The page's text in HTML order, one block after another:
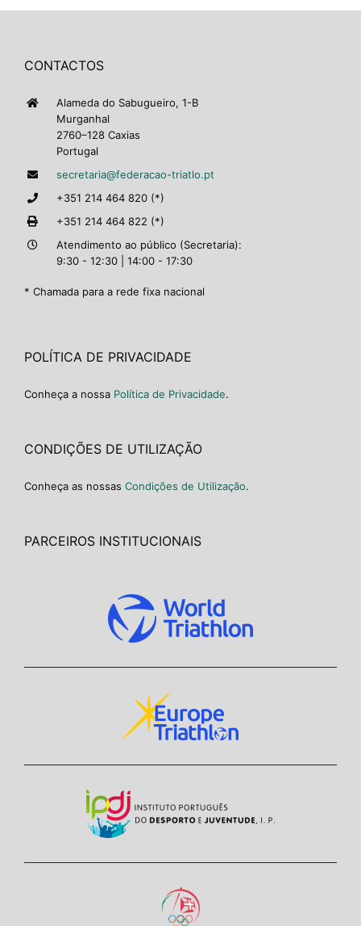
CONTACTOS
Alameda do Sabugueiro, 1-B
Murganhal
2760–128 Caxias
Portugal
secretaria@federacao-triatlo.pt
+351 214 464 820 (*)
+351 214 464 822 (*)
Atendimento ao público (Secretaria):
9:30 - 12:30 | 14:00 - 17:30
* Chamada para a rede fixa nacional
POLÍTICA DE PRIVACIDADE
Conheça a nossa Política de Privacidade.
CONDIÇÕES DE UTILIZAÇÃO
Conheça as nossas Condições de Utilização.
PARCEIROS INSTITUCIONAIS